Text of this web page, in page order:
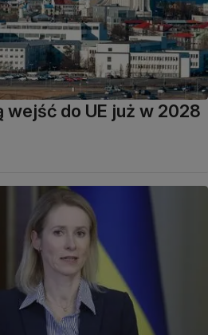
wejść do UE już w 2028